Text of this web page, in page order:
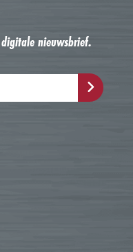
nieuwsbrief.